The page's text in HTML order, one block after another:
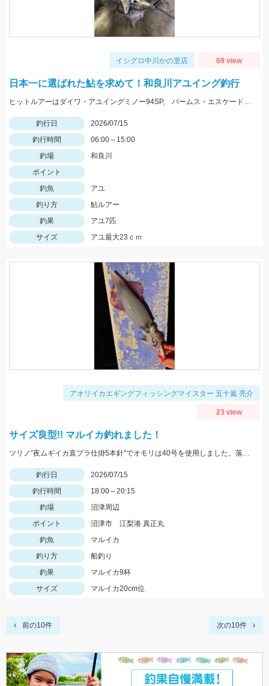
イシグロ中川かの里店 69 view
日本一に選ばれた鮎を求めて！和良川アユイング釣行
ヒットルアーはダイワ・アユイングミノー94SP, パームス・エスケード80MDF、エスケードナップ
釣行日
2026/07/15
釣行時間
06:00～15:00
釣場
和良川
ポイント
釣魚
アユ
釣り方
鮎ルアー
釣果
アユ7匹
サイズ
アユ最大23ｃｍ
アオリイカエギングフィッシングマイスター 五十嵐 亮介
23 view
サイズ良型!! マルイカ釣れました！
ツリノ“夜ムギイカ直ブラ仕掛5本針”でオモリは40号を使用しました。落とし込みの誘いに反応良いです。6ｍ～底まで反応ありました。
釣行日
2026/07/15
釣行時間
18:00～20:15
釣場
沼津周辺
ポイント
沼津市 江梨港 真正丸
釣魚
マルイカ
釣り方
船釣り
釣果
マルイカ9杯
サイズ
マルイカ20cm位
前の10件 次の10件